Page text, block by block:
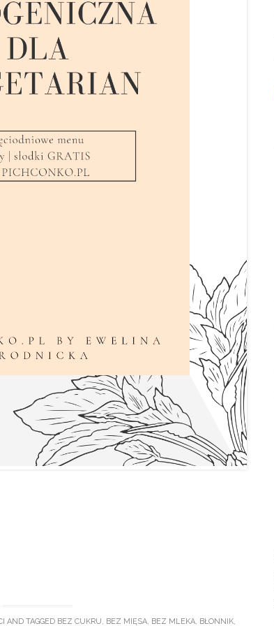
AND TAGGED BEZ CUKRU, BEZ MIĘSA, BEZ MLEKA, BŁONNIK,